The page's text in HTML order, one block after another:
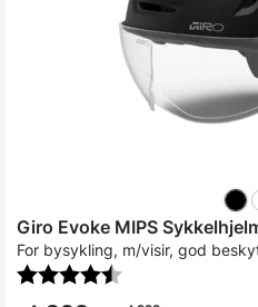
Giro Evoke MIPS
For bysykling, m/visir, god
Karakter: